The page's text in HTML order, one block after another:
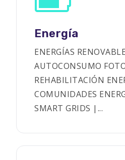
Energía
ENERGÍAS
AUTOCONSUMO
REHABILITACIÓN
COMUNIDADES
SMART GRIDS |...